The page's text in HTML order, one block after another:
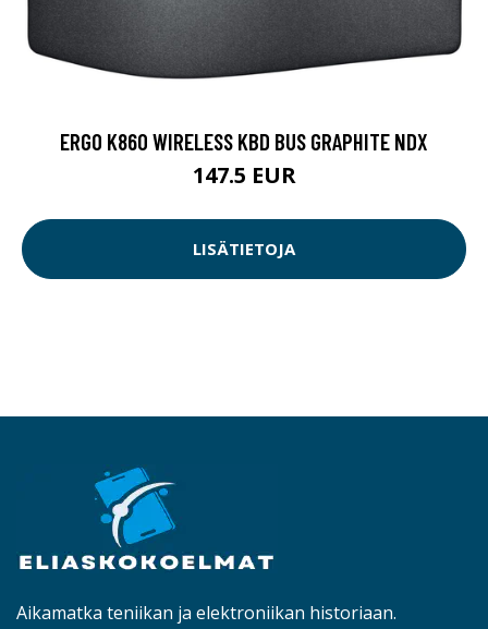
ERGO K860 WIRELESS KBD BUS GRAPHITE NDX
147.5 EUR
LISÄTIETOJA
Aikamatka teniikan ja elektroniikan historiaan.